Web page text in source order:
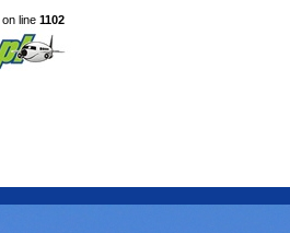
on line 1102